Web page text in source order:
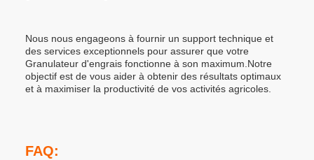
Nous nous engageons à fournir un support technique et
des services exceptionnels pour assurer que votre
Granulateur d'engrais fonctionne à son maximum.Notre
objectif est de vous aider à obtenir des résultats optimaux
et à maximiser la productivité de vos activités agricoles.
FAQ: